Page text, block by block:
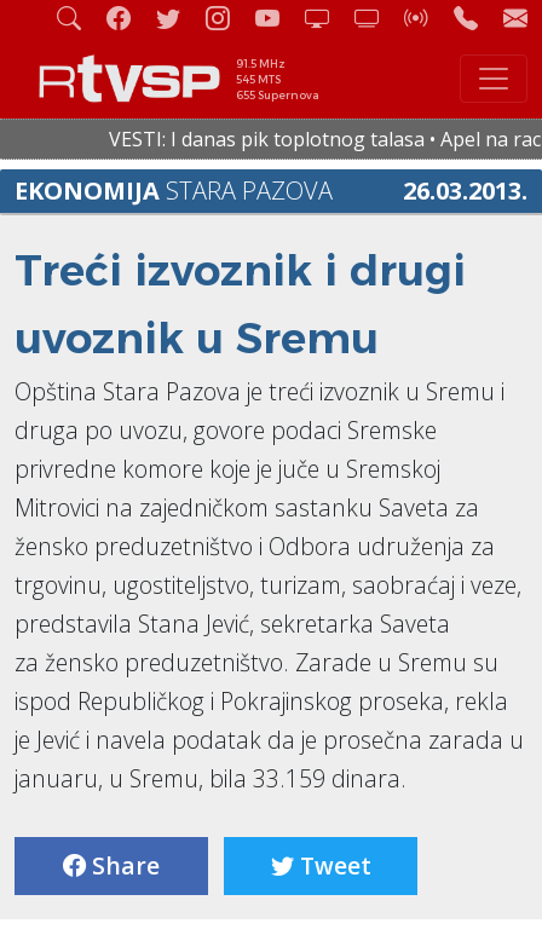
91.5 MHz
545 MTS
655 Supernova
VESTI: I danas pik toplotnog talasa • Apel na
EKONOMIJA STARA PAZOVA 26.03.2013.
Treći izvoznik i drugi
uvoznik u Sremu
Opština Stara Pazova je treći izvoznik u Sremu i
druga po uvozu, govore podaci Sremske
privredne komore koje je juče u Sremskoj
Mitrovici na zajedničkom sastanku Saveta za
žensko preduzetništvo i Odbora udruženja za
trgovinu, ugostiteljstvo, turizam, saobraćaj i veze,
predstavila Stana Jević, sekretarka Saveta
za žensko preduzetništvo. Zarade u Sremu su
ispod Republičkog i Pokrajinskog proseka, rekla
je Jević i navela podatak da je prosečna zarada u
januaru, u Sremu, bila 33.159 dinara.
Share Tweet